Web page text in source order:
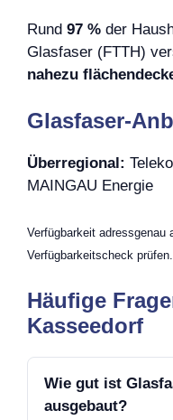
Rund 97 % der
Glasfaser (FTTH)
nahezu
Glasfaser-
Überregional:
MAINGAU Energie
Verfügbarkeit adressgenau
Verfügbarkeitscheck prüfen.
Häufige
Kasseedorf
Wie gut ist
ausgebaut?